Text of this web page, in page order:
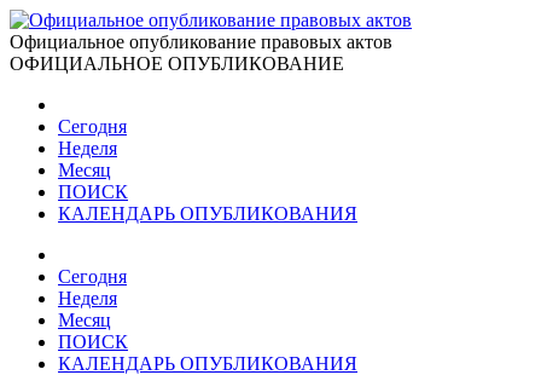
Официальное опубликование правовых актов
ОФИЦИАЛЬНОЕ ОПУБЛИКОВАНИЕ
Сегодня
Неделя
Месяц
ПОИСК
КАЛЕНДАРЬ ОПУБЛИКОВАНИЯ
Сегодня
Неделя
Месяц
ПОИСК
КАЛЕНДАРЬ ОПУБЛИКОВАНИЯ